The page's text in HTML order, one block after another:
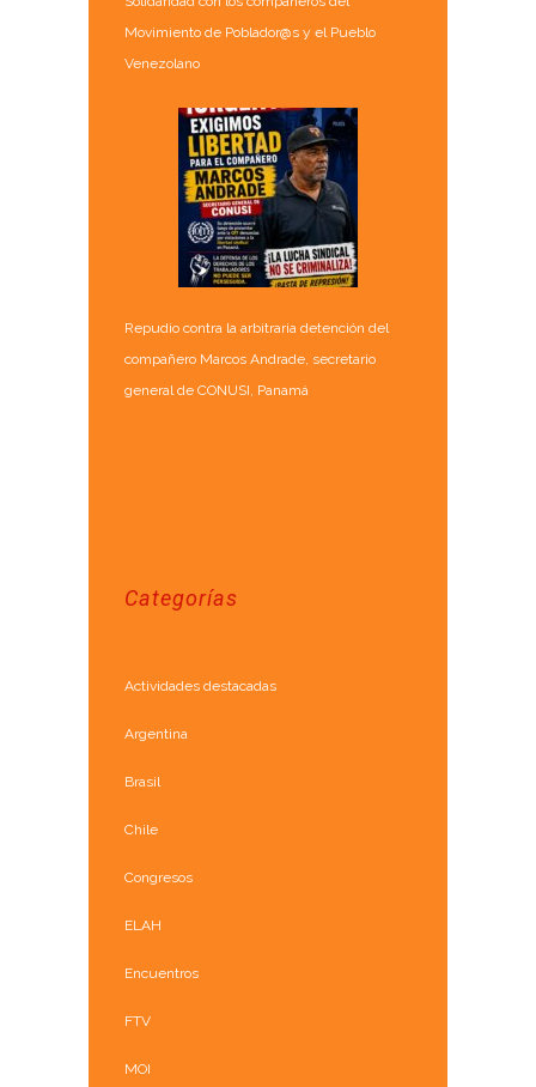
Movimiento de Poblador@s y el Pueblo
Venezolano
Repudio contra la arbitraria detención del
compañero Marcos Andrade, secretario
general de CONUSI, Panamá
Categorías
Actividades destacadas
Argentina
Brasil
Chile
Congresos
ELAH
Encuentros
FTV
MOI